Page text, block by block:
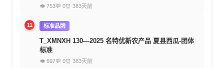
👁 753💬 0⏰ 383天前
11 标准品牌
T_XMNXH 130—2025 名特优新农产品 夏县西瓜-团体
标准
👁 697💬 0⏰ 383天前